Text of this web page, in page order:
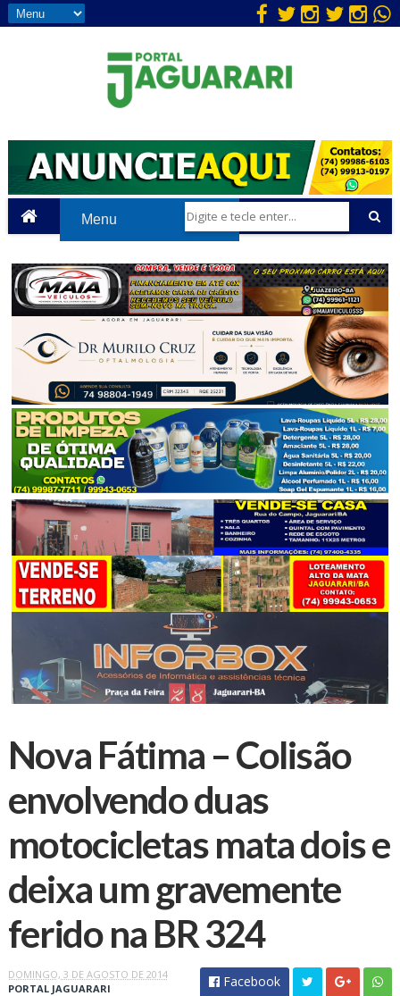
Nova Fátima – Colisão
envolvendo duas
motocicletas mata dois e
deixa um gravemente
ferido na BR 324
DOMINGO, 3 DE AGOSTO DE 2014
PORTAL JAGUARARI
Facebook